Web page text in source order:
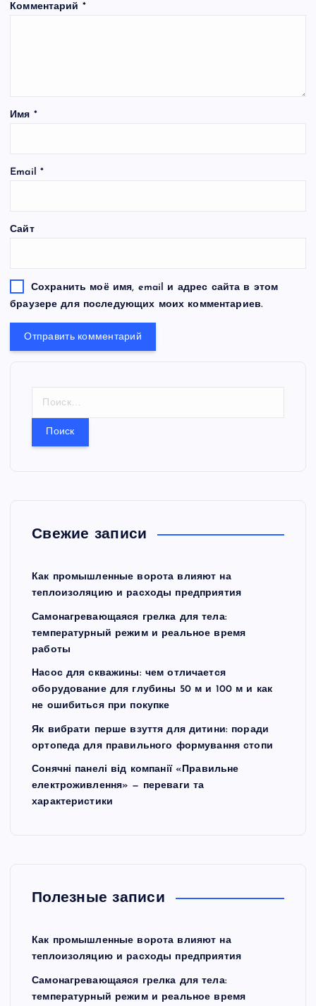
Комментарий *
Имя *
Email *
Сайт
Сохранить моё имя, email и адрес сайта в этом
браузере для последующих моих комментариев.
Свежие записи
Как промышленные ворота влияют на
теплоизоляцию и расходы предприятия
Самонагревающаяся грелка для тела:
температурный режим и реальное время
работы
Насос для скважины: чем отличается
оборудование для глубины 50 м и 100 м и как
не ошибиться при покупке
Як вибрати перше взуття для дитини: поради
ортопеда для правильного формування стопи
Сонячні панелі від компанії «Правильне
електроживлення» — переваги та
характеристики
Полезные записи
Как промышленные ворота влияют на
теплоизоляцию и расходы предприятия
Самонагревающаяся грелка для тела:
температурный режим и реальное время